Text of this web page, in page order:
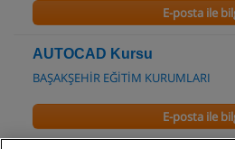
E-posta ile
AUTOCAD Kursu
BAŞAKŞEHİR EĞİTİM KURUMLARI
E-posta ile